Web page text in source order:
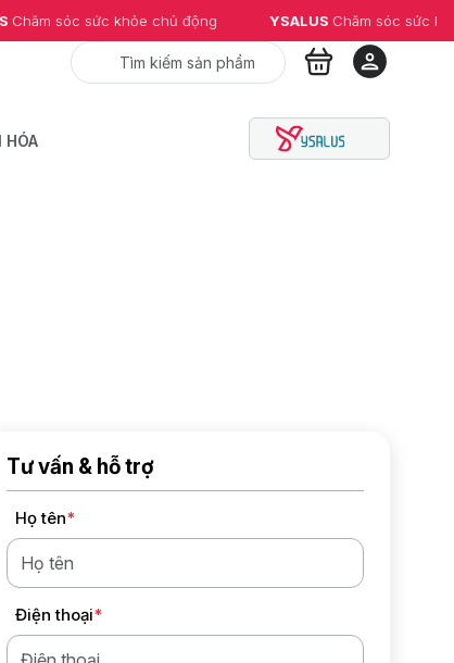
sóc sức khỏe chủ động YSALUS Chăm sóc sức khỏe
HÓA
Tư vấn & hỗ trợ
Họ tên*
Điện thoại*